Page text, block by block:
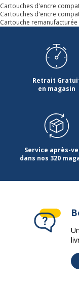
Garantie
Garantie
Cartouches d'encre
Cartouches d'encre
Cartouche
Retrait
en magasin
Service après-
dans nos 320